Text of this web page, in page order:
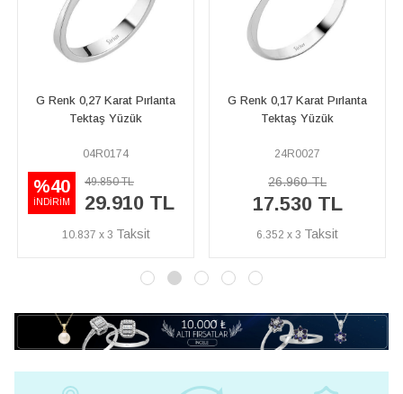
G Renk 0,17 Karat Pırlanta
Tektaş Yüzük
24R0027
26.960 TL
17.530 TL
6.352 x 3
F Renk 0,35 Karat
Tektaş Yüzük
42R0003
%40
İNDİRİM
61.110 TL
36.670
13.286 x 3